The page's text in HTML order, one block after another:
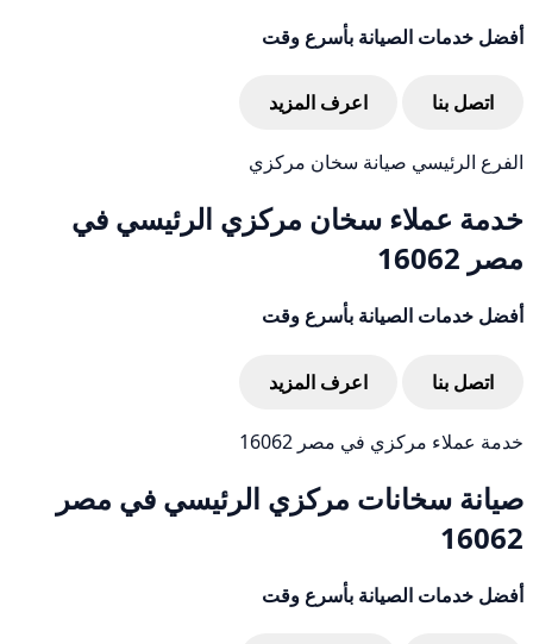
أفضل خدمات الصيانة بأسرع وقت
اتصل بنا اعرف المزيد
الفرع الرئيسي صيانة سخان مركزي
خدمة عملاء سخان مركزي الرئيسي في
مصر 16062
أفضل خدمات الصيانة بأسرع وقت
اتصل بنا اعرف المزيد
خدمة عملاء مركزي في مصر 16062
صيانة سخانات مركزي الرئيسي في مصر
16062
أفضل خدمات الصيانة بأسرع وقت